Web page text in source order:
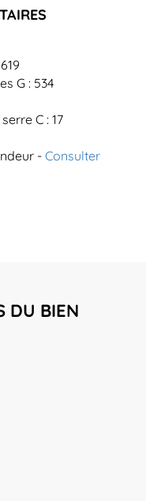
G : 534
C : 17
- Consulter
DU BIEN